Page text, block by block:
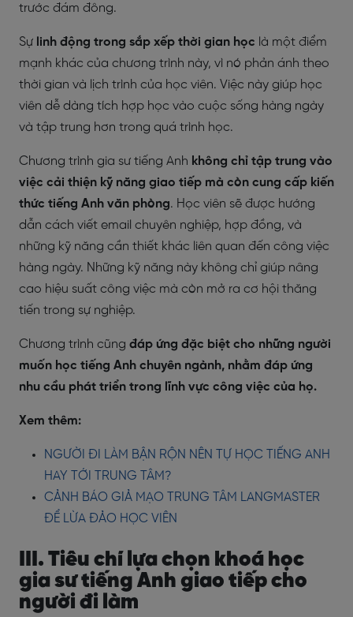
trước đám đông.
Sự linh động trong sắp xếp thời gian học là một điểm
mạnh khác của chương trình này, vì nó phản ánh theo
thời gian và lịch trình của học viên. Việc này giúp học
viên dễ dàng tích hợp học vào cuộc sống hàng ngày
và tập trung hơn trong quá trình học.
Chương trình gia sư tiếng Anh không chỉ tập trung vào
việc cải thiện kỹ năng giao tiếp mà còn cung cấp kiến
thức tiếng Anh văn phòng. Học viên sẽ được hướng
dẫn cách viết email chuyên nghiệp, hợp đồng, và
những kỹ năng cần thiết khác liên quan đến công việc
hàng ngày. Những kỹ năng này không chỉ giúp nâng
cao hiệu suất công việc mà còn mở ra cơ hội thăng
tiến trong sự nghiệp.
Chương trình cũng đáp ứng đặc biệt cho những người
muốn học tiếng Anh chuyên ngành, nhằm đáp ứng
nhu cầu phát triển trong lĩnh vực công việc của họ.
Xem thêm:
NGƯỜI ĐI LÀM BẬN RỘN NÊN TỰ HỌC TIẾNG ANH
HAY TỚI TRUNG TÂM?
CẢNH BÁO GIẢ MẠO TRUNG TÂM LANGMASTER
ĐỂ LỪA ĐẢO HỌC VIÊN
III. Tiêu chí lựa chọn khoá học
gia sư tiếng Anh giao tiếp cho
người đi làm